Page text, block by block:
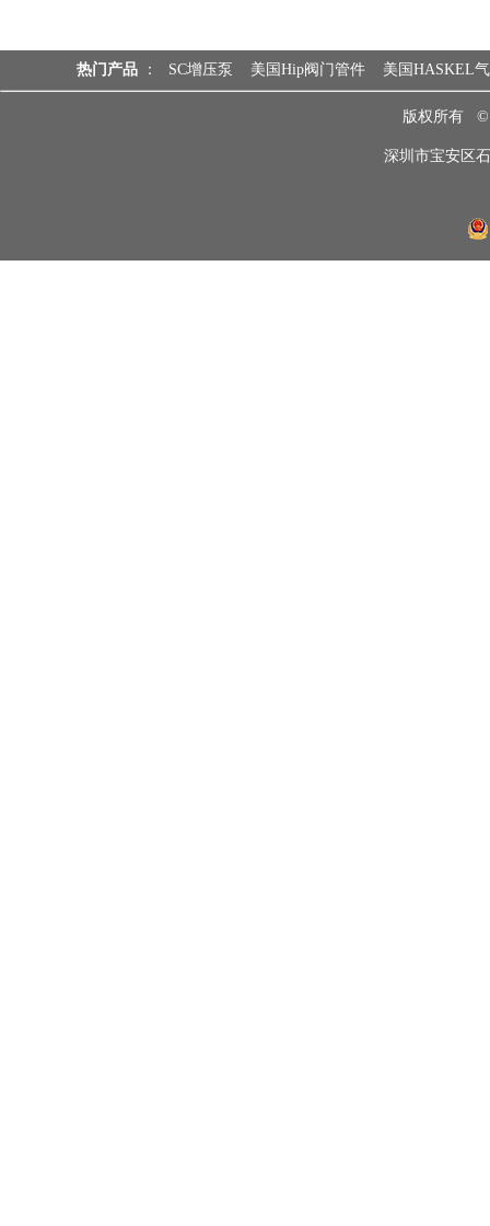
热门产品 ： SC增压泵 美国Hip阀门管件 美国HASKEL
版权所有
深圳市宝安区